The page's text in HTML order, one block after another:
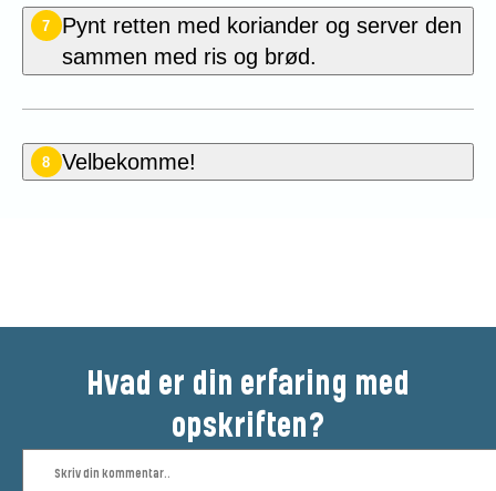
7
Pynt retten med koriander og server den
sammen med ris og brød.
8 Velbekomme!
Hvad er din erfaring med
opskriften?